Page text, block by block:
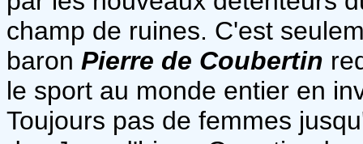
champ de ruines. C'est
baron Pierre de Coubertin
le sport au monde entier en
Toujours pas de femmes